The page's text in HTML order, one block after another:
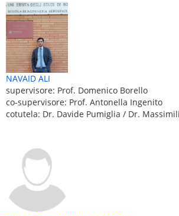
NAVAID ALI
supervisore: Prof. Domenico Borello
co-supervisore: Prof. Antonella Ingenito
cotutela: Dr. Davide Pumiglia / Dr.